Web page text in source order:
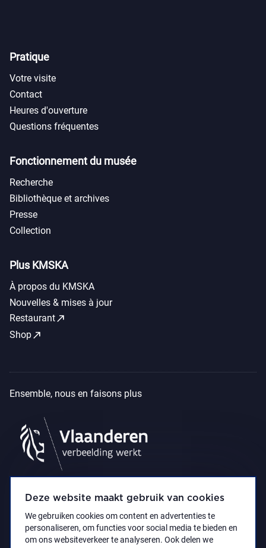
Deze website maakt gebruik van cookies
We gebruiken cookies om content en advertenties te
personaliseren, om functies voor social media te bieden en
om ons websiteverkeer te analyseren. Ook delen we
Pratique
Votre visite
Contact
Heures d'ouverture
Questions fréquentes
Fonctionnement du musée
Recherche
Bibliothèque et archives
Presse
Collection
Plus KMSKA
À propos du KMSKA
Nouvelles & mises à jour
Restaurantcall_made
Shopcall_made
Ensemble, nous en faisons plus